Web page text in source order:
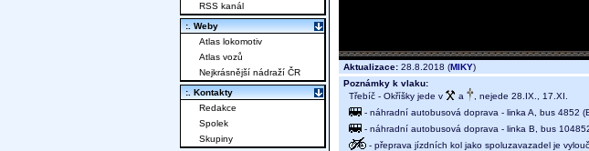
Aktualizace: 28.8.2018 (MIKY)
Poznámky k vlaku:
Třebíč - Okříšky jede v
a
, nejede 28.IX., 17.XI.
- náhradní autobusová doprava - linka A, bus 4852
- náhradní autobusová doprava - linka B, bus
- přeprava jízdních kol jako spoluzavazadel je
RSS kanál
:. Weby
Atlas lokomotiv
Atlas vozů
Nejkrásnější nádraží ČR
:. Kontakty
Redakce
Spolek
Skupiny